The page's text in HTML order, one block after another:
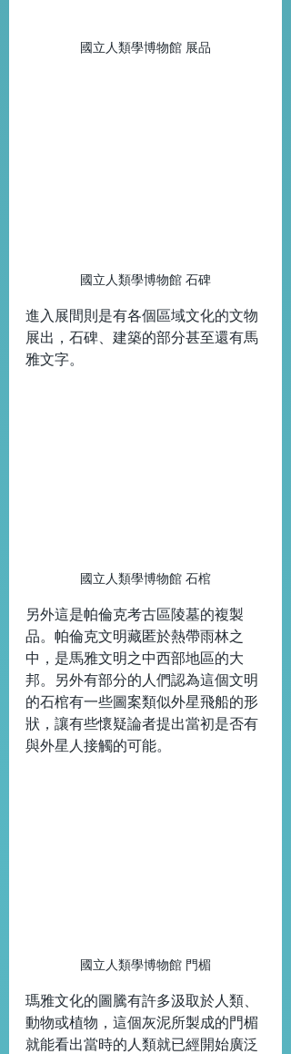
國立人類學博物館 展品
國立人類學博物館 石碑
進入展間則是有各個區域文化的文物
展出，石碑、建築的部分甚至還有馬
雅文字。
國立人類學博物館 石棺
另外這是帕倫克考古區陵墓的複製
品。帕倫克文明藏匿於熱帶雨林之
中，是馬雅文明之中西部地區的大
邦。另外有部分的人們認為這個文明
的石棺有一些圖案類似外星飛船的形
狀，讓有些懷疑論者提出當初是否有
與外星人接觸的可能。
國立人類學博物館 門楣
瑪雅文化的圖騰有許多汲取於人類、
動物或植物，這個灰泥所製成的門楣
就能看出當時的人類就已經開始廣泛